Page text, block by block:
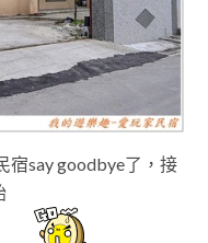
宿say goodbye了 ，接